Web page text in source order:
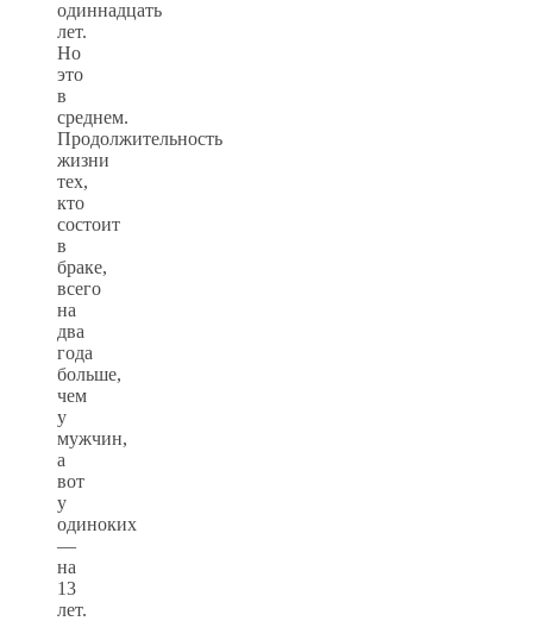
одиннадцать
лет.
Но
это
в
среднем.
Продолжительность
жизни
тех,
кто
состоит
в
браке,
всего
на
два
года
больше,
чем
у
мужчин,
а
вот
у
одиноких
—
на
13
лет.